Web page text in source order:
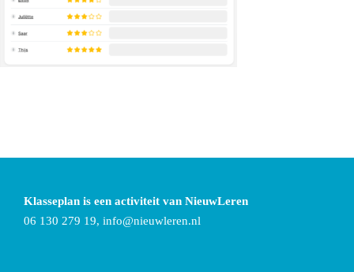
Klasseplan is een activiteit van NieuwLeren
06 130 279 19, info@nieuwleren.nl